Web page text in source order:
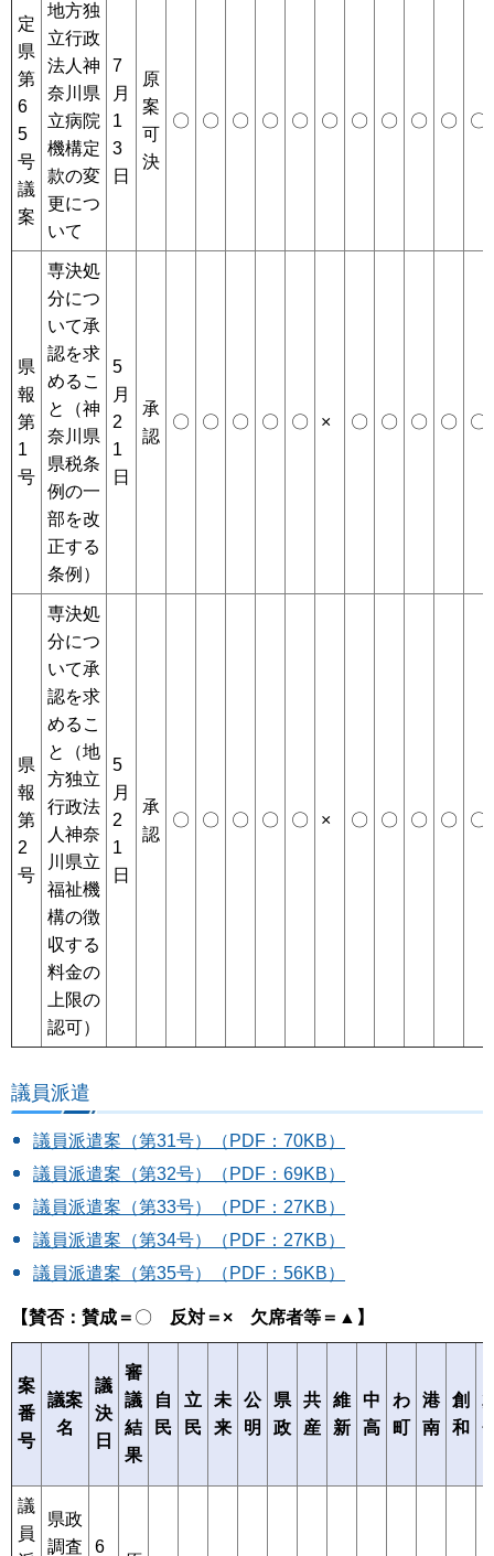
定
県
第
6
5
号
議
案
地方独
立行政
法人神
奈川県
立病院
機構定
款の変
更につ
いて
7
月
1
3
日
原
案
可
決
〇 〇 〇 〇 〇 〇 〇 〇 〇 〇 〇
県
報
第
1
号
専決処
分につ
いて承
認を求
めるこ
と（神
奈川県
県税条
例の一
部を改
正する
条例）
5
月
2
1
日
承
認
〇 〇 〇 〇 〇 × 〇 〇 〇 〇 〇
県
報
第
2
号
専決処
分につ
いて承
認を求
めるこ
と（地
方独立
行政法
人神奈
川県立
福祉機
構の徴
収する
料金の
上限の
認可）
5
月
2
1
日
承
認
〇 〇 〇 〇 〇 × 〇 〇 〇 〇 〇
議員派遣
議員派遣案（第31号）（PDF：70KB）
議員派遣案（第32号）（PDF：69KB）
議員派遣案（第33号）（PDF：27KB）
議員派遣案（第34号）（PDF：27KB）
議員派遣案（第35号）（PDF：56KB）
【賛否：賛成＝ 〇 反対＝× 欠席者等＝▲】
案
番
号
議案
名
議
決
日
審
議
結
果
自
民
立
民
未
来
公
明
県
政
共
産
維
新
中
高
わ
町
港
南
創
和
議
員
県政
調査
6